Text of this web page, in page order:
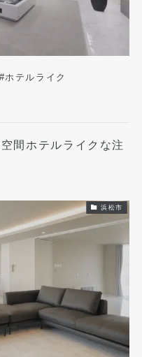
#ホテルライク
間ホテルライクな注
浜松市